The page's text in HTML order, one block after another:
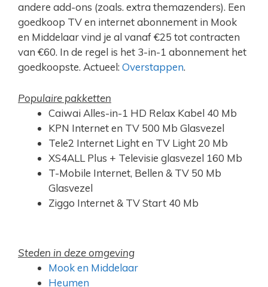
andere add-ons (zoals. extra themazenders). Een
goedkoop TV en internet abonnement in Mook
en Middelaar vind je al vanaf €25 tot contracten
van €60. In de regel is het 3-in-1 abonnement het
goedkoopste. Actueel: Overstappen.
Populaire pakketten
Caiwai Alles-in-1 HD Relax Kabel 40 Mb
KPN Internet en TV 500 Mb Glasvezel
Tele2 Internet Light en TV Light 20 Mb
XS4ALL Plus + Televisie glasvezel 160 Mb
T-Mobile Internet, Bellen & TV 50 Mb
Glasvezel
Ziggo Internet & TV Start 40 Mb
Steden in deze omgeving
Mook en Middelaar
Heumen